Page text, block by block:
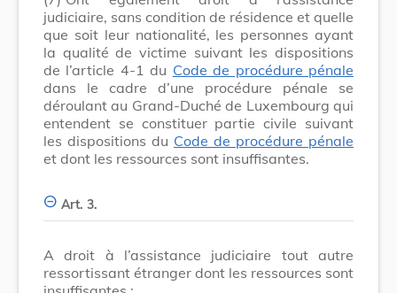
judiciaire, sans condition de résidence et quelle
que soit leur nationalité, les personnes ayant
la qualité de victime suivant les dispositions
de l’article 4-1 du Code de procédure pénale
dans le cadre d’une procédure pénale se
déroulant au Grand-Duché de Luxembourg qui
entendent se constituer partie civile suivant
les dispositions du Code de procédure pénale
et dont les ressources sont insuffisantes.
Art. 3.
A droit à l’assistance judiciaire tout autre
ressortissant étranger dont les ressources sont